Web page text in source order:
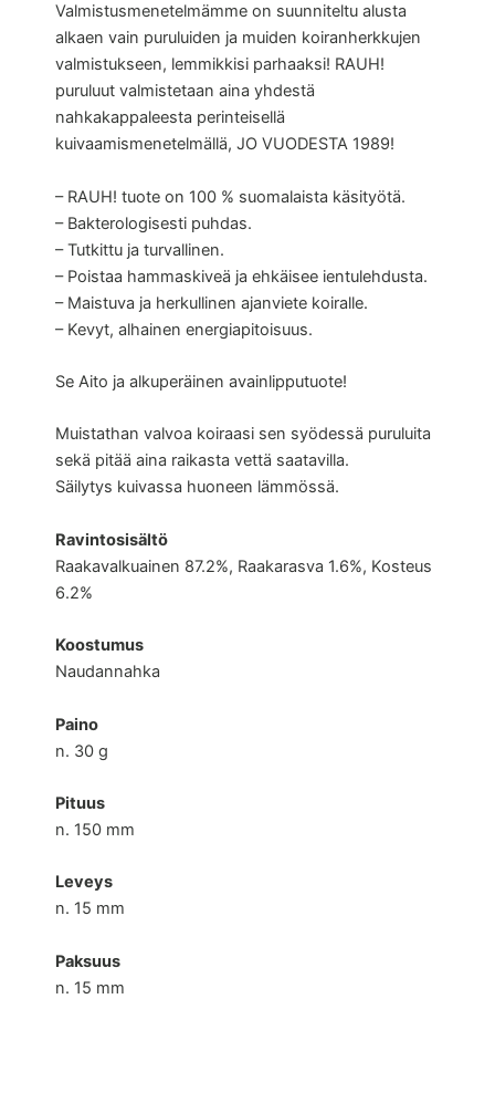
Valmistusmenetelmämme on suunniteltu alusta
alkaen vain puruluiden ja muiden koiranherkkujen
valmistukseen, lemmikkisi parhaaksi! RAUH!
puruluut valmistetaan aina yhdestä
nahkakappaleesta perinteisellä
kuivaamismenetelmällä, JO VUODESTA 1989!
– RAUH! tuote on 100 % suomalaista käsityötä.
– Bakterologisesti puhdas.
– Tutkittu ja turvallinen.
– Poistaa hammaskiveä ja ehkäisee ientulehdusta.
– Maistuva ja herkullinen ajanviete koiralle.
– Kevyt, alhainen energiapitoisuus.
Se Aito ja alkuperäinen avainlipputuote!
Muistathan valvoa koiraasi sen syödessä puruluita
sekä pitää aina raikasta vettä saatavilla.
Säilytys kuivassa huoneen lämmössä.
Ravintosisältö
Raakavalkuainen 87.2%, Raakarasva 1.6%, Kosteus
6.2%
Koostumus
Naudannahka
Paino
n. 30 g
Pituus
n. 150 mm
Leveys
n. 15 mm
Paksuus
n. 15 mm